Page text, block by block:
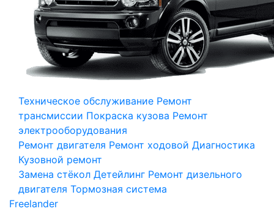
Техническое обслуживание Ремонт
трансмиссии Покраска кузова Ремонт
электрооборудования
Ремонт двигателя Ремонт ходовой Диагностика
Кузовной ремонт
Замена стёкол Детейлинг Ремонт дизельного
двигателя Тормозная система
Freelander